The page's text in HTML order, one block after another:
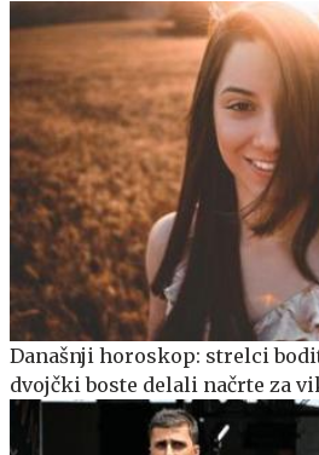
Današnji horoskop: strelci
dvojčki boste delali načrte za